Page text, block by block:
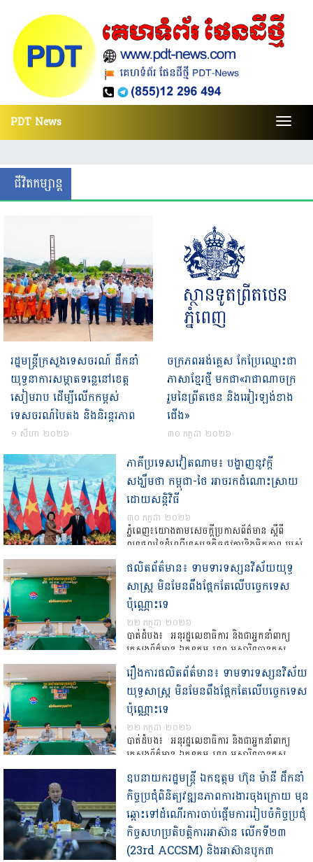
PDT News
ជី​វិតកម្សាន្ត
រដ្ឋមន្រ្តីក្រសួងទេសចរណ៍ ដឹកនាំ
យុទ្ធនាការសម្អាតទន្លេនៅខេត្ត
សៀមរាប ដើម្បីលើកកម្ពស់
ទេសចរណ៍បៃតង និងនិរន្តរភាព
១ សីហា ២០២៦
ចក្រភពអង់គ្លេស កែប្រែឈ្មោះជា
ភាសាខ្មែរថ្មី មកជា«រាជាណាចក្រ
រួមនៃព្រីតថេន និងអៀរឡង់ខាង
ជើង»
៣០ កក្កដា ២០២៦
ភាគីប្រទេសវៀតណាម៖ បង្ហាញនូវក្តី
សង្ឃឹមថា កម្ពុជា-ថៃ អាចរកដំណោះស្រាយ
ដោយសន្តិវិធី
៣០ កក្កដា ២០២៦
ភ្នំពេញ៖យោងតាមសេចក្តីប្រកាសព័ត៌មាន ស្តីពី
លទ្ធផលនៃដំណើរទស្សនកិច្ចផ្លូវការនិងមិត្តភាព របស់
គណៈប្រតិភូជាន់ខ្ពស់រដ្ឋសភានៃព្រះរាជាណាចក្រកម្ពុជា
នៅសាធារណរដ្ឋសង្គមនិយមវៀតណាម ចាប់ពី
ថ្ងៃទី២៧ ដល់ថ្ងៃទី២៩ ខែកក្កដា ឆ្នាំ២០២៦ បាន
បញ្ជាក់ថា នៅក្នុងជំនួបជាមួយថ្នាក់ដឹកនាំជាន់
ខ្ពស់វៀតណាម […]
ផលិតព័ត៌មាន៖ ទាមទារទស្សនវិស័យយុទ្ធ
សាស្ត្រ មិនមែនពឹងផ្អែកតែលើបច្ចេកទេស
ប៉ុណ្ណោះទេ
២២ កក្កដា ២០២៦
បាត់ដំបង៖ អនុរដ្ឋលេខាធិការ និងជាអ្នកនាំពាក្យ
ក្រសួងព័ត៌មាន ឯកឧត្តម ទេព អស្នារិទ្ធបានគូស
បញ្ជាក់ថា ការផលិត និងផ្សាយព័ត៌មាន មិនមែនពឹង
ផ្អែកត្រឹមតែលើបច្ចេកទេសនៃការសរសេរ ឬថតរូប
ភាពប៉ុណ្ណោះទេ […]
រឿងការផលិតព័ត៌មាន៖ ទាមទារទស្សនវិស័យ
យុទ្ធសាស្ត្រ មិនមែនពឹងផ្អែកតែលើបច្ចេកទេស
ប៉ុណ្ណោះទេ
២២ កក្កដា ២០២៦
បាត់ដំបង៖ អនុរដ្ឋលេខាធិការ និងជាអ្នកនាំពាក្យ
ក្រសួងព័ត៌មាន ឯកឧត្តម ទេព អស្នារិទ្ធបានគូស
បញ្ជាក់ថា ការផលិត និងផ្សាយព័ត៌មាន មិនមែនពឹង
ផ្អែកត្រឹមតែលើបច្ចេកទេសនៃការសរសេរ ឬថតរូប
ភាពប៉ុណ្ណោះទេ […]
ឧបនាយករដ្ឋមន្រ្តី ឯកឧត្តម ហ៊ុន ម៉ានី ដឹកនាំ
កិច្ចប្រជុំពិនិត្យវឌ្ឍនភាពការងារចុងក្រោយ មុន
ឆ្ពោះទៅដំណើរការចាប់ផ្តើមការរៀបចំកិច្ចប្រជុំ
កិច្ចសហប្រតិបត្តិការអាស៊ាន លើកទី២៣
(23rd ACCSM) និងអាស៊ានបូក៣